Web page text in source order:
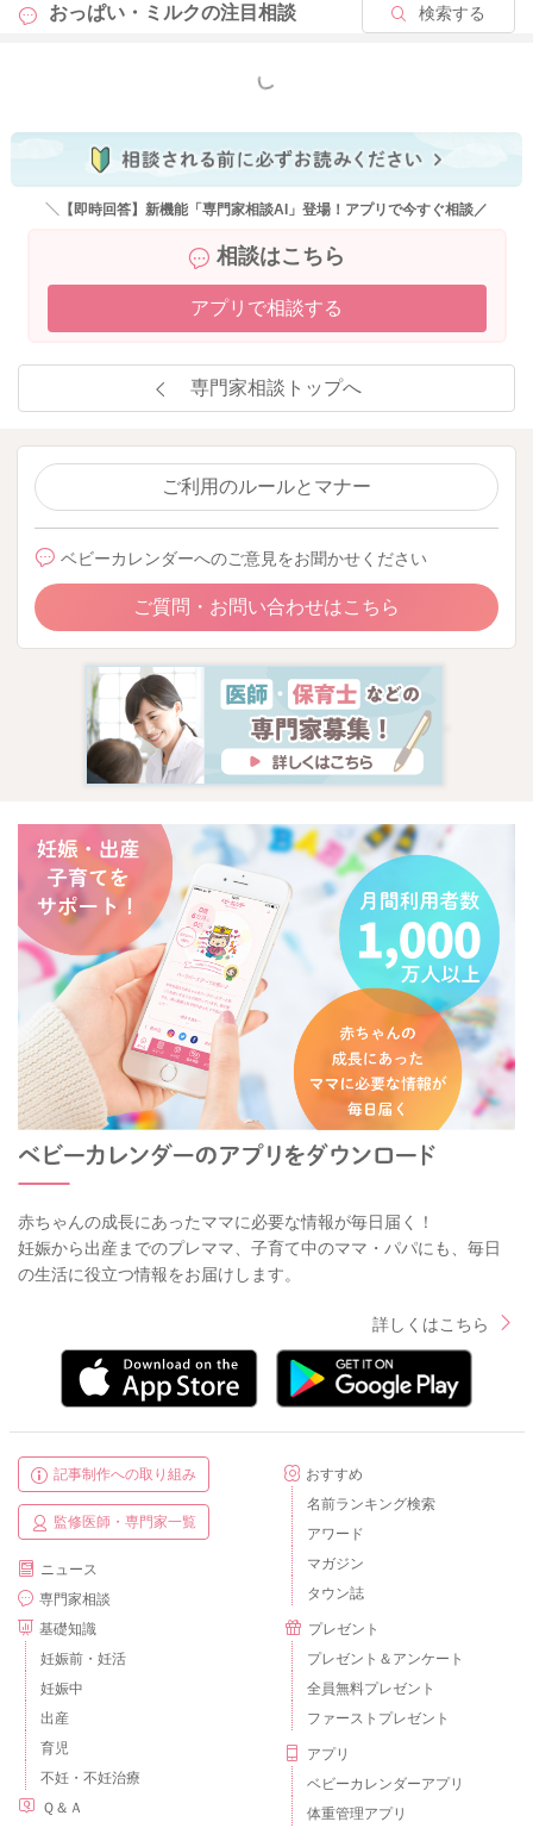
おっぱい・ミルクの注目相談 検索する
もっと見る
＼【即時回答】新機能「専門家相談AI」登場！アプリで今すぐ相談／
相談はこちら
アプリで相談する
専門家相談トップへ
ご利用のルールとマナー
ベビーカレンダーへのご意見をお聞かせください
ご質問・お問い合わせはこちら
赤ちゃんの成長にあったママに必要な情報が毎日届く！
妊娠から出産までのプレママ、子育て中のママ・パパにも、毎日
の生活に役立つ情報をお届けします。
詳しくはこちら
記事制作への取り組み
監修医師・専門家一覧
ニュース
専門家相談
基礎知識
妊娠前・妊活
妊娠中
出産
育児
不妊・不妊治療
Ｑ＆Ａ
おすすめ
名前ランキング検索
アワード
マガジン
タウン誌
プレゼント
プレゼント＆アンケート
全員無料プレゼント
ファーストプレゼント
アプリ
ベビーカレンダーアプリ
体重管理アプリ